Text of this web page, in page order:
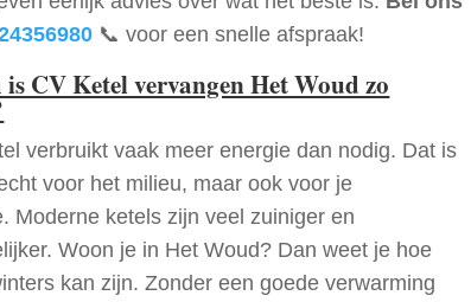
📞 voor een snelle afspraak!
CV Ketel vervangen Het Woud zo
verbruikt vaak meer energie dan nodig. Dat is
voor het milieu, maar ook voor je
Moderne ketels zijn veel zuiniger en
Woon je in Het Woud? Dan weet je hoe
kan zijn. Zonder een goede verwarming